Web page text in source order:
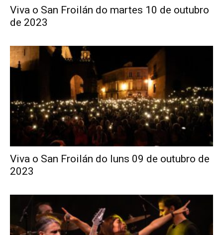
Viva o San Froilán do martes 10 de outubro
de 2023
Viva o San Froilán do luns 09 de outubro de
2023